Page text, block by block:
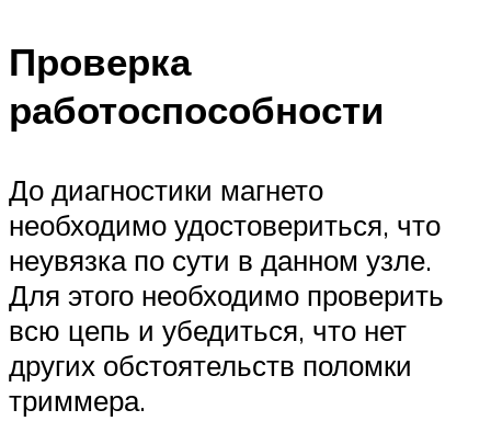
Проверка
работоспособности
До диагностики магнето
необходимо удостовериться, что
неувязка по сути в данном узле.
Для этого необходимо проверить
всю цепь и убедиться, что нет
других обстоятельств поломки
триммера.